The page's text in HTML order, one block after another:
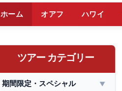
ホーム オアフ ハワイ
ツアー カテゴリー
期間限定・スペシャル ▼